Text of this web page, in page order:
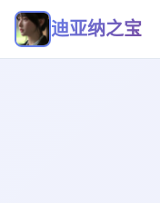
迪亚纳之宝